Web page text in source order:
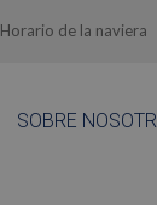
Horario de la naviera
SOBRE